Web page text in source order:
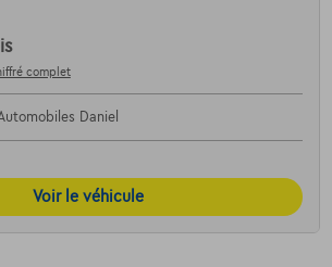
complet
Daniel
Voir le véhicule